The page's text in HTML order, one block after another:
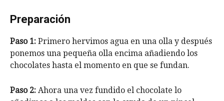
Preparación
Paso 1: Primero hervimos agua en una olla y después
ponemos una pequeña olla encima añadiendo los
chocolates hasta el momento en que se fundan.
Paso 2: Ahora una vez fundido el chocolate lo